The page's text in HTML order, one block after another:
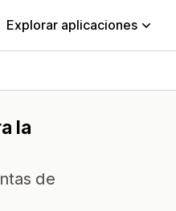
Explorar aplicaciones
la
de